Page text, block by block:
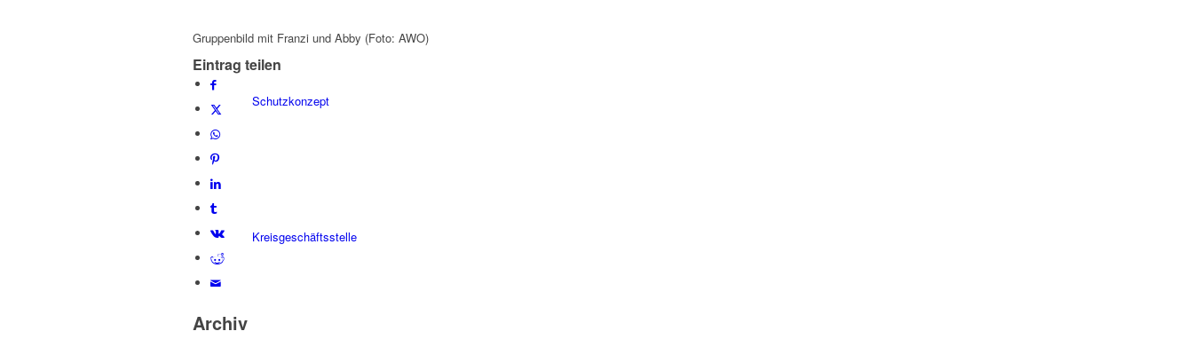
Schutzkonzept
Kreisgeschäftsstelle
Gruppenbild mit Franzi und Abby (Foto: AWO)
Eintrag teilen
Archiv